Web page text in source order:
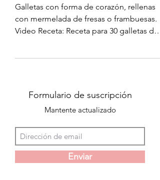
Mermelada
Galletas con forma de corazón, rellenas
Mantente actualizado